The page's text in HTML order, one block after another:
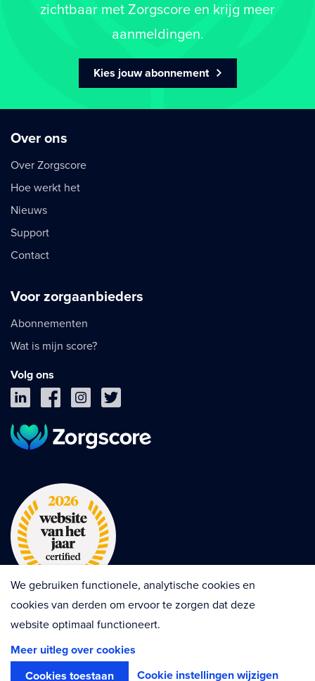
zichtbaar met Zorgscore en krijg meer
aanmeldingen.
Kies jouw abonnement
Over ons
Over Zorgscore
Hoe werkt het
Nieuws
Support
Contact
Voor zorgaanbieders
Abonnementen
Wat is mijn score?
Volg ons
Privacy Cookies
Algemene voorwaarden
We gebruiken functionele, analytische cookies en
cookies van derden om ervoor te zorgen dat deze
website optimaal functioneert.
Meer uitleg over cookies
Cookies toestaan
Cookie instellingen wijzigen